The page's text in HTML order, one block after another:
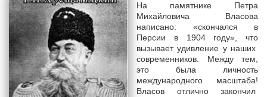
На памятнике Петра
Михайловича Власова
написано: «скончался в
Персии в 1904 году», что
вызывает удивление у наших
современников. Между тем,
это была личность
международного масштаба!
Власов отлично закончил